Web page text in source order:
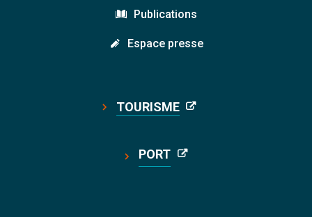
Publications
Espace presse
TOURISME
PORT